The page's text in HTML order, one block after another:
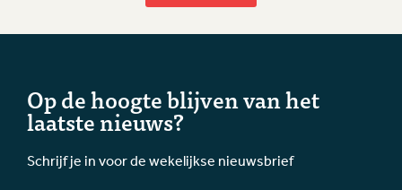
Op de hoogte blijven van het
laatste nieuws?
Schrijf je in voor de wekelijkse nieuwsbrief